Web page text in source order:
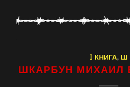
I КНИГА, Ш
ШКАРБУН МИХАИЛ